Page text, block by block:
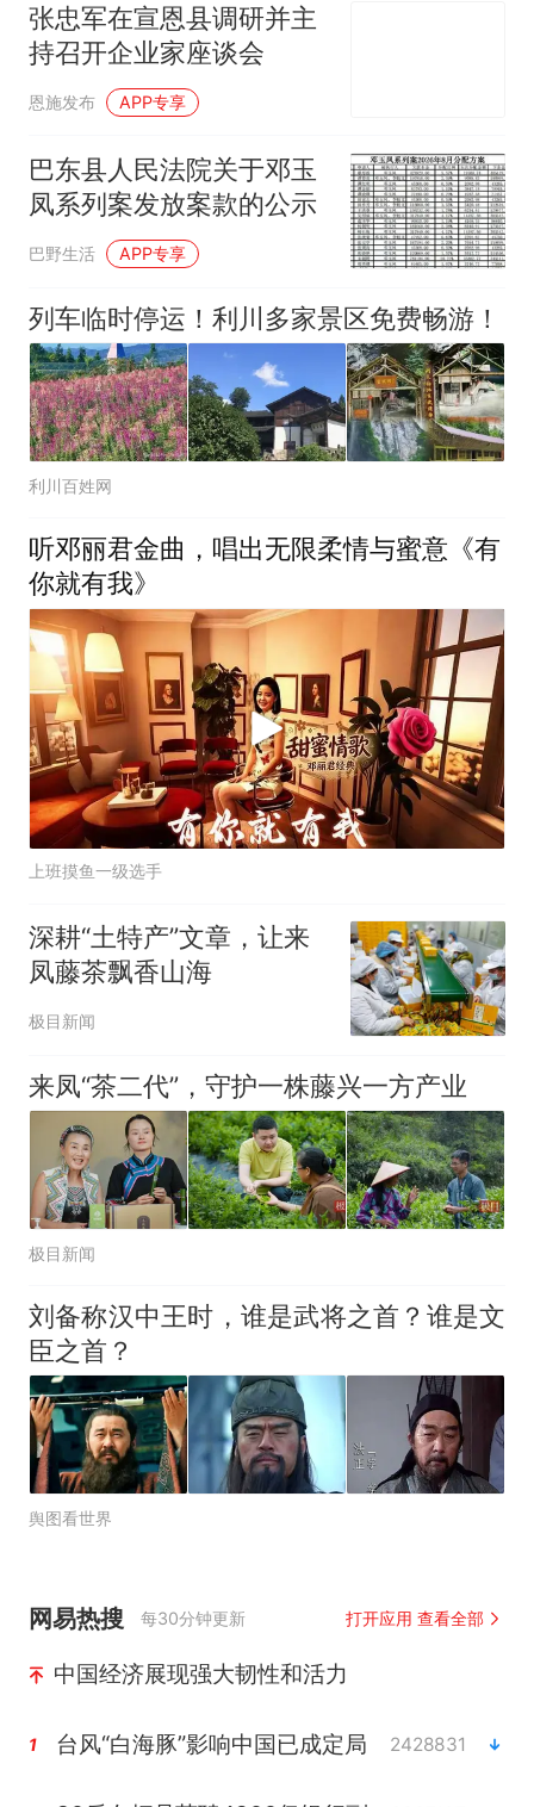
张忠军在宣恩县调研并主
持召开企业家座谈会
恩施发布 APP专享
巴东县人民法院关于邓玉
凤系列案发放案款的公示
巴野生活 APP专享
列车临时停运！利川多家景区免费畅游！
利川百姓网
听邓丽君金曲，唱出无限柔情与蜜意《有
你就有我》
上班摸鱼一级选手
深耕“土特产”文章，让来
凤藤茶飘香山海
极目新闻
来凤“茶二代”，守护一株藤兴一方产业
极目新闻
刘备称汉中王时，谁是武将之首？谁是文
臣之首？
舆图看世界
网易热搜 每30分钟更新 打开应用 查看全部
中国经济展现强大韧性和活力
1 台风“白海豚”影响中国已成定局 2428831